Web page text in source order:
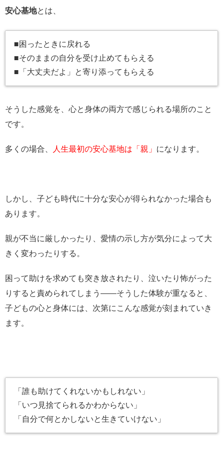
安心基地とは、
■困ったときに戻れる
■そのままの自分を受け止めてもらえる
■「大丈夫だよ」と寄り添ってもらえる
そうした感覚を、心と身体の両方で感じられる場所のこと
です。
多くの場合、 人生最初の安心基地は「親」 になります。
しかし、子ども時代に十分な安心が得られなかった場合も
あります。
親が不当に厳しかったり、愛情の示し方が気分によって大
きく変わったりする。
困って助けを求めても突き放されたり、泣いたり怖がった
りすると責められてしまう――そうした体験が重なると、
子どもの心と身体には、次第にこんな感覚が刻まれていき
ます。
「誰も助けてくれないかもしれない」
「いつ見捨てられるかわからない」
「自分で何とかしないと生きていけない」